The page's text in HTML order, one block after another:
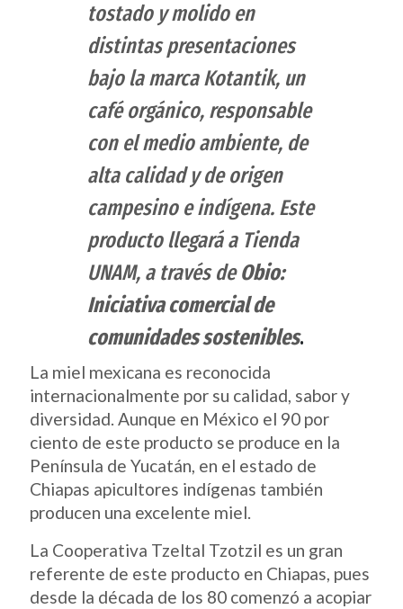
tostado y molido en
distintas presentaciones
bajo la marca Kotantik, un
café orgánico, responsable
con el medio ambiente, de
alta calidad y de origen
campesino e indígena. Este
producto llegará a Tienda
UNAM, a través deObio:
Iniciativa comercial de
comunidades sostenibles.
La miel mexicana es reconocida
internacionalmente por su calidad, sabor y
diversidad. Aunque en México el 90 por
ciento de este producto se produce en la
Península de Yucatán, en el estado de
Chiapas apicultores indígenas también
producen una excelente miel.
La Cooperativa Tzeltal Tzotzil es un gran
referente de este producto en Chiapas, pues
desde la década de los 80 comenzó a acopiar